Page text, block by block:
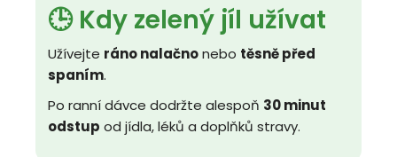
🕒 Kdy zelený jíl užívat
Užívejte ráno nalačnonebo těsně před
spaním.
Po ranní dávce dodržte alespoň 30 minut
odstup od jídla, léků a doplňků stravy.